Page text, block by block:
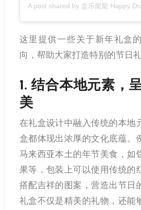
A post shared by 盒乐龍龍 Happy
这里提供一些关于新年礼盒的创意和选择方
向，帮助大家打造特别的节日礼
1.结合本地元素，
美
在礼盒设计中融入传统的本地
盒都体现出浓厚的文化底蕴。
马来西亚本土的年节美食，如
果等，包装上可以使用传统的
搭配吉祥的图案，营造出节日
礼盒不仅是精美的礼物，还能